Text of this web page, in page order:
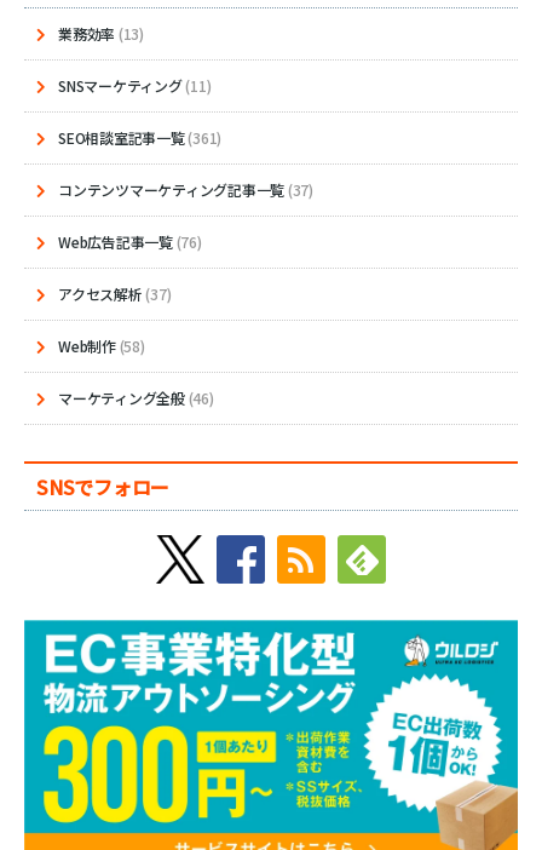
業務効率 (13)
SNSマーケティング(11)
SEO相談室記事一覧(361)
コンテンツマーケティング記事一覧(37)
Web広告記事一覧(76)
アクセス解析(37)
Web制作(58)
マーケティング全般(46)
SNSでフォロー